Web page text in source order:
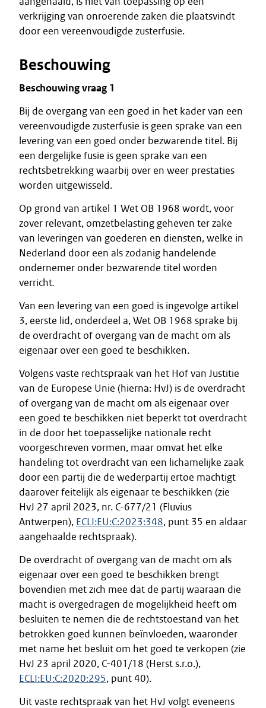
verkrijging van onroerende zaken die plaatsvindt
door een vereenvoudigde zusterfusie.
Beschouwing
Beschouwing vraag 1
Bij de overgang van een goed in het kader van een
vereenvoudigde zusterfusie is geen sprake van een
levering van een goed onder bezwarende titel. Bij
een dergelijke fusie is geen sprake van een
rechtsbetrekking waarbij over en weer prestaties
worden uitgewisseld.
Op grond van artikel 1 Wet OB 1968 wordt, voor
zover relevant, omzetbelasting geheven ter zake
van leveringen van goederen en diensten, welke in
Nederland door een als zodanig handelende
ondernemer onder bezwarende titel worden
verricht.
Van een levering van een goed is ingevolge artikel
3, eerste lid, onderdeel a, Wet OB 1968 sprake bij
de overdracht of overgang van de macht om als
eigenaar over een goed te beschikken.
Volgens vaste rechtspraak van het Hof van Justitie
van de Europese Unie (hierna: HvJ) is de overdracht
of overgang van de macht om als eigenaar over
een goed te beschikken niet beperkt tot overdracht
in de door het toepasselijke nationale recht
voorgeschreven vormen, maar omvat het elke
handeling tot overdracht van een lichamelijke zaak
door een partij die de wederpartij ertoe machtigt
daarover feitelijk als eigenaar te beschikken (zie
HvJ 27 april 2023, nr. C-677/21 (Fluvius
Antwerpen), ECLI:EU:C:2023:348, punt 35 en aldaar
aangehaalde rechtspraak).
De overdracht of overgang van de macht om als
eigenaar over een goed te beschikken brengt
bovendien met zich mee dat de partij waaraan die
macht is overgedragen de mogelijkheid heeft om
besluiten te nemen die de rechtstoestand van het
betrokken goed kunnen beïnvloeden, waaronder
met name het besluit om het goed te verkopen (zie
HvJ 23 april 2020, C-401/18 (Herst s.r.o.),
ECLI:EU:C:2020:295, punt 40).
Uit vaste rechtspraak van het HvJ volgt eveneens